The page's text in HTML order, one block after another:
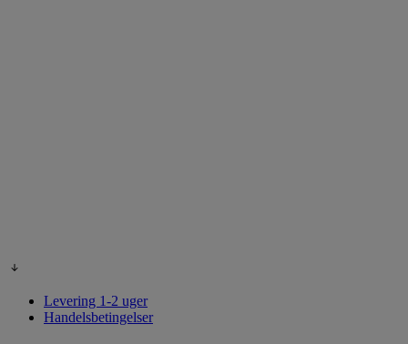
Levering 1-2 uger
Handelsbetingelser